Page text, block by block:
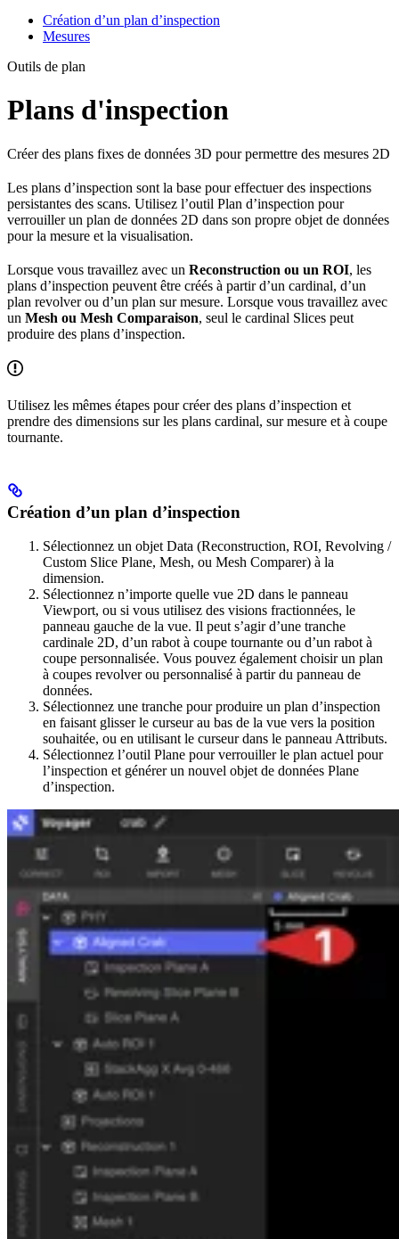
Création d’un plan d’inspection
Mesures
Outils de plan
Plans d'inspection
Créer des plans fixes de données 3D pour permettre des mesures 2D
Les plans d’inspection sont la base pour effectuer des inspections
persistantes des scans. Utilisez l’outil Plan d’inspection pour
verrouiller un plan de données 2D dans son propre objet de données
pour la mesure et la visualisation.
Lorsque vous travaillez avec un Reconstruction ou un ROI, les
plans d’inspection peuvent être créés à partir d’un cardinal, d’un
plan revolver ou d’un plan sur mesure. Lorsque vous travaillez avec
un Mesh ou Mesh Comparaison, seul le cardinal Slices peut
produire des plans d’inspection.
Utilisez les mêmes étapes pour créer des plans d’inspection et
prendre des dimensions sur les plans cardinal, sur mesure et à coupe
tournante.
Création d’un plan d’inspection
Sélectionnez un objet Data (Reconstruction, ROI, Revolving /
Custom Slice Plane, Mesh, ou Mesh Comparer) à la
dimension.
Sélectionnez n’importe quelle vue 2D dans le panneau
Viewport, ou si vous utilisez des visions fractionnées, le
panneau gauche de la vue. Il peut s’agir d’une tranche
cardinale 2D, d’un rabot à coupe tournante ou d’un rabot à
coupe personnalisée. Vous pouvez également choisir un plan
à coupes revolver ou personnalisé à partir du panneau de
données.
Sélectionnez une tranche pour produire un plan d’inspection
en faisant glisser le curseur au bas de la vue vers la position
souhaitée, ou en utilisant le curseur dans le panneau Attributs.
Sélectionnez l’outil Plane pour verrouiller le plan actuel pour
l’inspection et générer un nouvel objet de données Plane
d’inspection.